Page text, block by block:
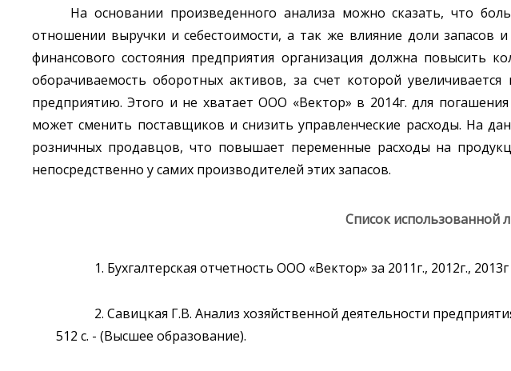
На основании произведенного анализа можно сказать, что
отношении выручки и себестоимости, а так же влияние доли запасов
финансового состояния предприятия организация должна повысить
оборачиваемость оборотных активов, за счет которой
предприятию. Этого и не хватает ООО «Вектор» в 2014г. для
может сменить поставщиков и снизить управленческие расходы. На
розничных продавцов, что повышает переменные расходы на
непосредственно у самих производителей этих запасов.
Список использованной
1. Бухгалтерская отчетность ООО «Вектор» за 2011г., 2012г., 2013г
2. Савицкая Г.В. Анализ хозяйственной деятельности
512 с. - (Высшее образование).